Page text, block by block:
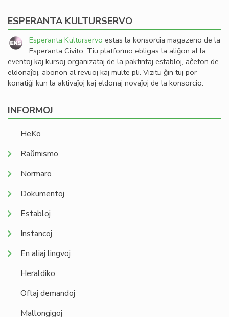
ESPERANTA KULTURSERVO
Esperanta Kulturservo estas la konsorcia magazeno de la
Esperanta Civito. Tiu platformo ebligas la aliĝon al la
eventoj kaj kursoj organizataj de la paktintaj establoj, aĉeton de
eldonaĵoj, abonon al revuoj kaj multe pli. Vizitu ĝin tuj por
konatiĝi kun la aktivaĵoj kaj eldonaj novaĵoj de la konsorcio.
INFORMOJ
HeKo
Raŭmismo
Normaro
Dokumentoj
Establoj
Instancoj
En aliaj lingvoj
Heraldiko
Oftaj demandoj
Mallongigoj